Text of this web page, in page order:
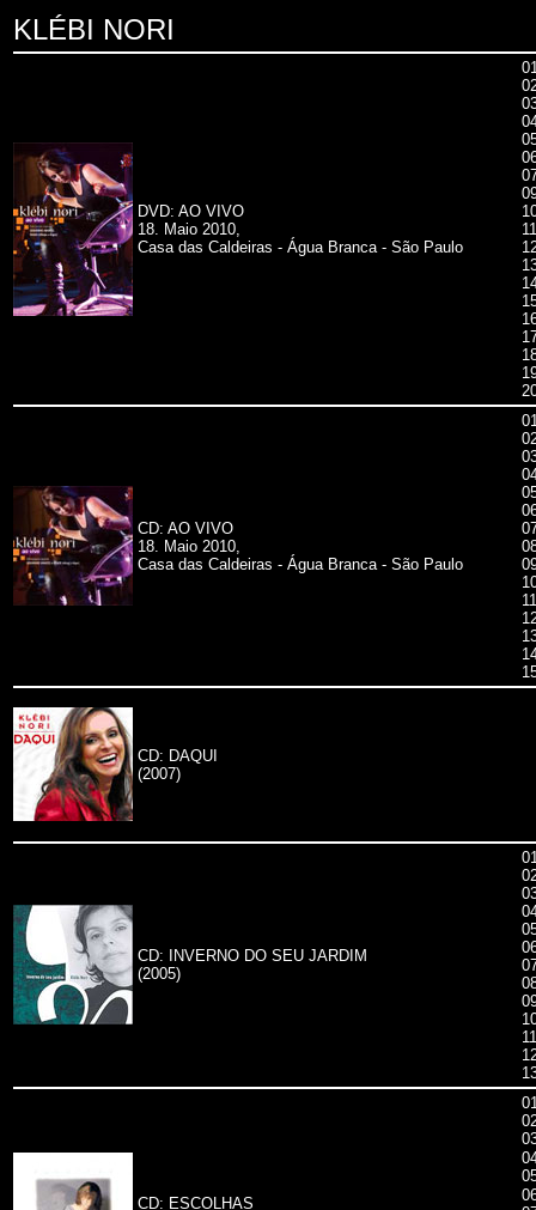
KLÉBI NORI
DVD: AO VIVO
18. Maio 2010,
Casa das Caldeiras - Água Branca - São Paulo
CD: AO VIVO
18. Maio 2010,
Casa das Caldeiras - Água Branca - São Paulo
CD: DAQUI
(2007)
CD: INVERNO DO SEU JARDIM
(2005)
CD: ESCOLHAS